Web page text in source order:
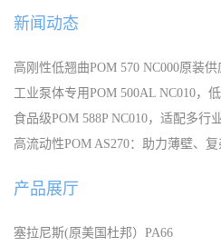
新闻动态
高刚性低翘曲POM 570 NC000原装供
工业泵体专用POM 500AL NC010，
食品级POM 588P NC010，适配多行
高流动性POM AS270：助力薄壁、
产品展厅
塞拉尼斯(原美国杜邦）PA66